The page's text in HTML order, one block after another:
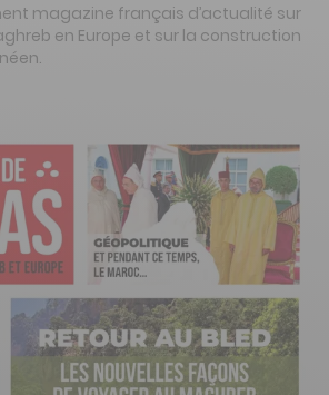
magazine français d’actualité sur
en Europe et sur la construction